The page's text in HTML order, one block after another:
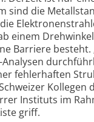
sind die
einem
Barriere besteht.
Analysen
fehlerhaften
Kollegen
Instituts im
griff.